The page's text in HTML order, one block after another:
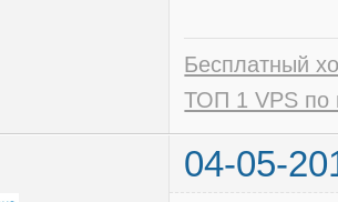
Бесплатный
ТОП 1 VPS по
04-05-